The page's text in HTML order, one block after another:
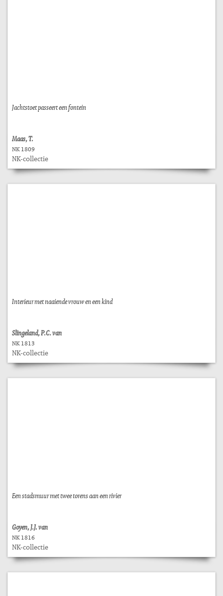
Jachtstoet passeert een fontein
Maas, T.
NK 1809
NK-collectie
Interieur met naaiende vrouw en een kind
Slingeland, P.C. van
NK 1813
NK-collectie
Een stadsmuur met twee torens aan een rivier
Goyen, J.J. van
NK 1816
NK-collectie